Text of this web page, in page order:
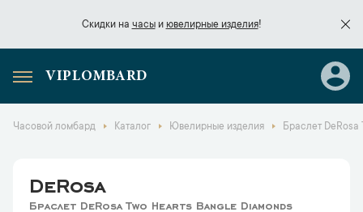
Скидки на часыи ювелирные изделия!
Скидки начасы
VIPLOMBARD
Часовой ломбард Каталог Ювелирные изделия Браслет
DeRosa
Браслет DeRosa Two Hearts Bangle Diamonds